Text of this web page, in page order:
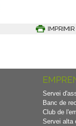
IMPRIMIR
Servei
Banc de
Club de
Servei alta